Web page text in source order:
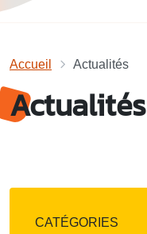
Accueil Actualités
Actualités
CATÉGORIES